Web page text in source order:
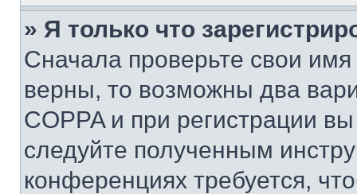
» Я только что
Сначала проверьте свои
верны, то возможны два
COPPA и при регистрации
следуйте полученным
конференциях требуется,